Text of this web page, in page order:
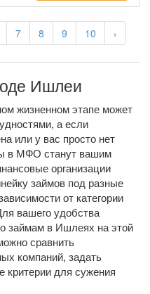
7 8 9 10 ›
Ишлеи
жизненном этапе может
а если
или у вас просто нет
в МФО станут вашим
организации
займов под разные
от категории
вашего удобства
займам в Ишлеях на этой
сравнить
компаний, задать
критерии для сужения